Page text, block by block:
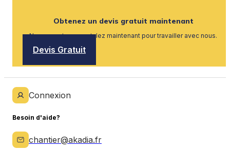
Obtenez un devis gratuit maintenant
Nous recrutons, postulez maintenant pour travailler avec nous.
Devis Gratuit
Connexion
Besoin d'aide?
chantier@akadia.fr